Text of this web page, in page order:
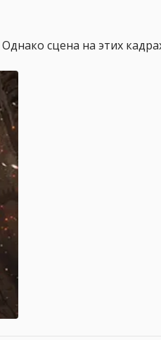
сцена на этих